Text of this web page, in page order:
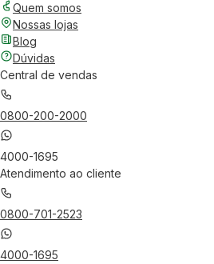
Quem somos
Nossas lojas
Blog
Dúvidas
Central de vendas
0800-200-2000
4000-1695
Atendimento ao cliente
0800-701-2523
4000-1695